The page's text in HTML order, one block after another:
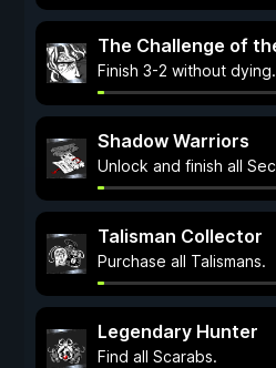
The Challenge of
Finish 3-2 without dying.
Shadow Warriors
Unlock and finish all
Talisman Collector
Purchase all Talismans.
Legendary Hunter
Find all Scarabs.